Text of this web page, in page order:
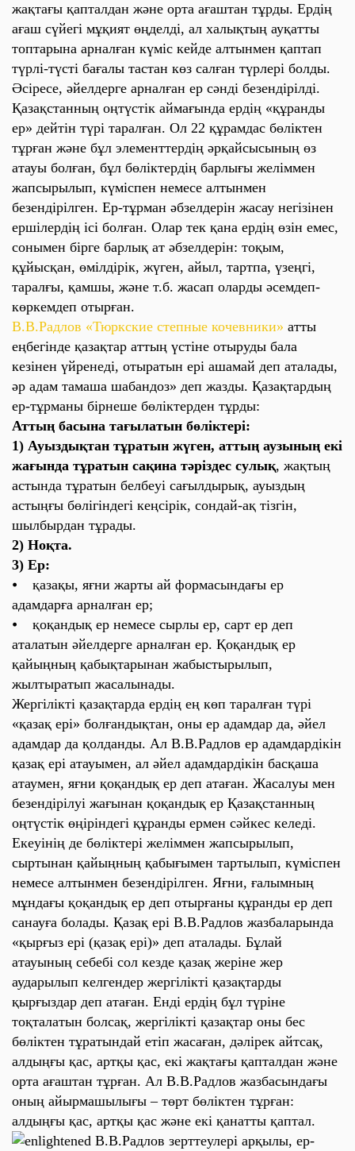
жақтағы қапталдан және орта ағаштан тұрды. Ердің
ағаш сүйегі мұқият өңделді, ал халықтың ауқатты
топтарына арналған күміс кейде алтынмен қаптап
түрлі-түсті бағалы тастан көз салған түрлері болды.
Әсіресе, әйелдерге арналған ер сәнді безендірілді.
Қазақстанның оңтүстік аймағында ердің «құранды
ер» дейтін түрі таралған. Ол 22 құрамдас бөліктен
тұрған және бұл элементтердің әрқайсысының өз
атауы болған, бұл бөліктердің барлығы желіммен
жапсырылып, күміспен немесе алтынмен
безендірілген. Ер-тұрман әбзелдерін жасау негізінен
ершілердің ісі болған. Олар тек қана ердің өзін емес,
сонымен бірге барлық ат әбзелдерін: тоқым,
құйысқан, өмілдірік, жүген, айыл, тартпа, үзеңгі,
таралғы, қамшы, және т.б. жасап оларды әсемдеп-
көркемдеп отырған.
В.В.Радлов «Тюркские степные кочевники» атты
еңбегінде қазақтар аттың үстіне отыруды бала
кезінен үйренеді, отыратын ері ашамай деп аталады,
әр адам тамаша шабандоз» деп жазды. Қазақтардың
ер-тұрманы бірнеше бөліктерден тұрды:
Аттың басына тағылатын бөліктері:
1) Ауыздықтан тұратын жүген, аттың аузының екі
жағында тұратын сақина тәріздес сулық, жақтың
астында тұратын белбеуі сағылдырық, ауыздың
астыңғы бөлігіндегі кеңсірік, сондай-ақ тізгін,
шылбырдан тұрады.
2) Ноқта.
3) Ер:
⦁ қазақы, яғни жарты ай формасындағы ер
адамдарға арналған ер;
⦁ қоқандық ер немесе сырлы ер, сарт ер деп
аталатын әйелдерге арналған ер. Қоқандық ер
қайыңның қабықтарынан жабыстырылып,
жылтыратып жасалынады.
Жергілікті қазақтарда ердің ең көп таралған түрі
«қазақ ері» болғандықтан, оны ер адамдар да, әйел
адамдар да қолданды. Ал В.В.Радлов ер адамдардікін
қазақ ері атауымен, ал әйел адамдардікін басқаша
атаумен, яғни қоқандық ер деп атаған. Жасалуы мен
безендірілуі жағынан қоқандық ер Қазақстанның
оңтүстік өңіріндегі құранды ермен сәйкес келеді.
Екеуінің де бөліктері желіммен жапсырылып,
сыртынан қайыңның қабығымен тартылып, күміспен
немесе алтынмен безендірілген. Яғни, ғалымның
мұндағы қоқандық ер деп отырғаны құранды ер деп
санауға болады. Қазақ ері В.В.Радлов жазбаларында
«қырғыз ері (қазақ ері)» деп аталады. Бұлай
атауының себебі сол кезде қазақ жеріне жер
аударылып келгендер жергілікті қазақтарды
қырғыздар деп атаған. Енді ердің бұл түріне
тоқталатын болсақ, жергілікті қазақтар оны бес
бөліктен тұратындай етіп жасаған, дәлірек айтсақ,
алдыңғы қас, артқы қас, екі жақтағы қапталдан және
орта ағаштан тұрған. Ал В.В.Радлов жазбасындағы
оның айырмашылығы – төрт бөліктен тұрған:
алдыңғы қас, артқы қас және екі қанатты қаптал.
В.В.Радлов зерттеулері арқылы, ер-